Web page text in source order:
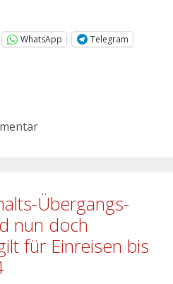
WhatsApp
Telegram
Übergangs-
nun doch
für Einreisen bis